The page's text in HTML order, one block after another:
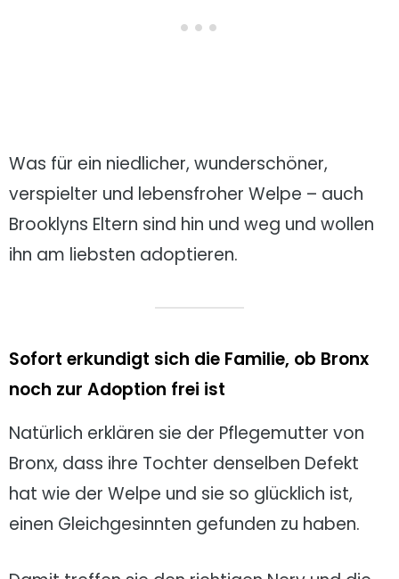
Was für ein niedlicher, wunderschöner,
verspielter und lebensfroher Welpe – auch
Brooklyns Eltern sind hin und weg und wollen
ihn am liebsten adoptieren.
Sofort erkundigt sich die Familie, ob Bronx
noch zur Adoption frei ist
Natürlich erklären sie der Pflegemutter von
Bronx, dass ihre Tochter denselben Defekt
hat wie der Welpe und sie so glücklich ist,
einen Gleichgesinnten gefunden zu haben.